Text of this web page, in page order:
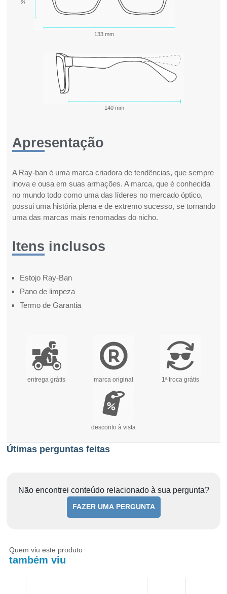
133 mm
140 mm
Apresentação
A Ray-ban é uma marca criadora de tendências, que sempre
inova e ousa em suas armações. A marca, que é conhecida
no mundo todo como uma das líderes no mercado óptico,
possui uma história plena e de extremo sucesso, se tornando
uma das marcas mais renomadas do nicho.
Itens inclusos
Estojo Ray-Ban
Pano de limpeza
Termo de Garantia
entrega grátis marca original 1ª troca grátis
desconto à vista
Útimas perguntas feitas
Não encontrei conteúdo relacionado à sua pergunta?
FAZER UMA PERGUNTA
Quem viu este produto
também viu